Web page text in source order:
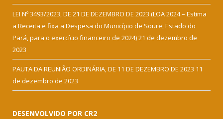
LEI Nº 3493/2023, DE 21 DE DEZEMBRO DE 2023 (LOA 2024 – Estima
a Receita e fixa a Despesa do Município de Soure, Estado do
Pará, para o exercício financeiro de 2024)21 de dezembro de
2023
PAUTA DA REUNIÃO ORDINÁRIA, DE 11 DE DEZEMBRO DE 2023 11
de dezembro de 2023
DESENVOLVIDO POR CR2